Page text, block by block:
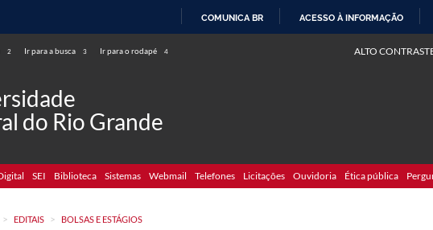
COMUNICA BR ACESSO À INFORMAÇÃO
2 Ir para a busca 3 Ir para o rodapé 4 ALTO
do Rio Grande
SEI Biblioteca Sistemas Webmail Telefones Licitações Ouvidoria Ética pública
> EDITAIS > BOLSAS E ESTÁGIOS